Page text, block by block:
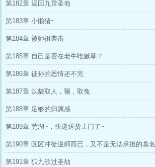
第182章 返回九雷圣地
第183章 小懒猪~
第184章 被师祖袭击
第185章 自己是否在老牛吃嫩草？
第186章 徒孙的恩情还不完
第187章 以貌取人，额，取兔
第188章 足够的归属感
第189章 芜湖~，快递送货上门了~
第190章 区区冲徒逆师而已，又不是无法承担的臭名
第191章 狐九歌过圣劫